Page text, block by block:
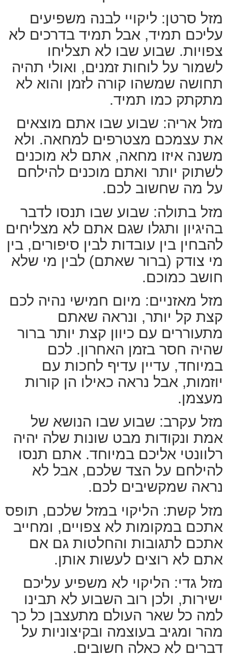
מזל סרטן: ליקויי לבנה משפיעים
עליכם תמיד, אבל תמיד בדרכים לא
צפויות. שבוע שבו לא תצליחו
לשמור על לוחות זמנים, ואולי תהיה
תחושה שמשהו קורה לזמן והוא לא
מתקתק כמו תמיד.
מזל אריה: שבוע שבו אתם מוצאים
את עצמכם מצטרפים למחאה. ולא
משנה איזו מחאה, אתם לא מוכנים
לשתוק יותר ואתם מוכנים להילחם
על מה שחשוב לכם.
מזל בתולה: שבוע שבו תנסו לדבר
בהיגיון ותגלו שגם אתם לא מצליחים
להבחין בין עובדות לבין סיפורים, בין
מי צודק (ברור שאתם) לבין מי שלא
חושב כמוכם.
מזל מאזניים: מיום חמישי נהיה לכם
קצת קל יותר, ונראה שאתם
מתעוררים עם כיוון קצת יותר ברור
שהיה חסר בזמן האחרון. לכם
במיוחד, עדיין עדיף לחכות עם
יוזמות, אבל נראה כאילו הן קורות
מעצמן.
מזל עקרב: שבוע שבו הנושא של
אמת ונקודות מבט שונות שלה יהיה
רלוונטי אליכם במיוחד. אתם תנסו
להילחם על הצד שלכם, אבל לא
נראה שמקשיבים לכם.
מזל קשת: הליקוי במזל שלכם, תופס
אתכם במקומות לא צפויים, ומחייב
אתכם לתגובות והחלטות גם אם
אתם לא רוצים לעשות אותן.
מזל גדי: הליקוי לא משפיע עליכם
ישירות, ולכן רוב השבוע לא תבינו
למה כל שאר העולם מתעצבן כל כך
מהר ומגיב בעוצמה ובקיצוניות על
דברים לא כאלה חשובים.